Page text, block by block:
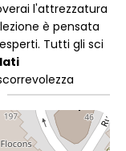
l'attrezzatura
è pensata
Tutti gli sci
comfort